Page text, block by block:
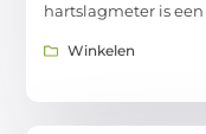
hartslagmeter is
Winkelen